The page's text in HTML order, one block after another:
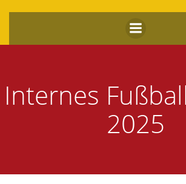
Inhalt
springen
Internes
2025